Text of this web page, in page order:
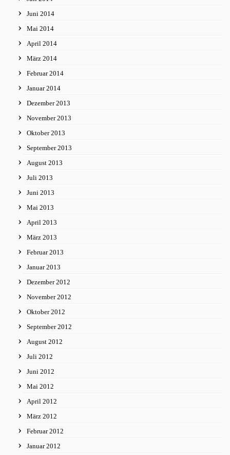
Juni 2014
Mai 2014
April 2014
März 2014
Februar 2014
Januar 2014
Dezember 2013
November 2013
Oktober 2013
September 2013
August 2013
Juli 2013
Juni 2013
Mai 2013
April 2013
März 2013
Februar 2013
Januar 2013
Dezember 2012
November 2012
Oktober 2012
September 2012
August 2012
Juli 2012
Juni 2012
Mai 2012
April 2012
März 2012
Februar 2012
Januar 2012